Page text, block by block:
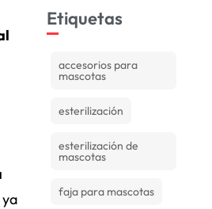
ya
Etiquetas
accesorios para
mascotas
esterilización
esterilización de
mascotas
faja para mascotas